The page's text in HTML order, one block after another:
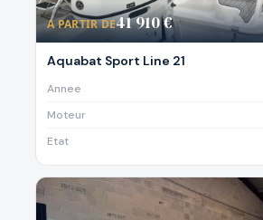
A PARTIR DE41 910 €
Aquabat Sport Line 21
Annee
Moteur
Etat